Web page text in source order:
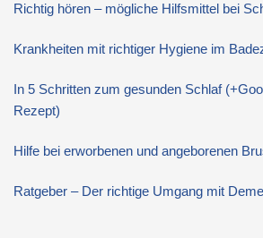
Richtig hören – mögliche Hilfsmittel bei
Krankheiten mit richtiger Hygiene im
In 5 Schritten zum gesunden Schlaf
Rezept)
Hilfe bei erworbenen und angeborenen
Ratgeber – Der richtige Umgang mit